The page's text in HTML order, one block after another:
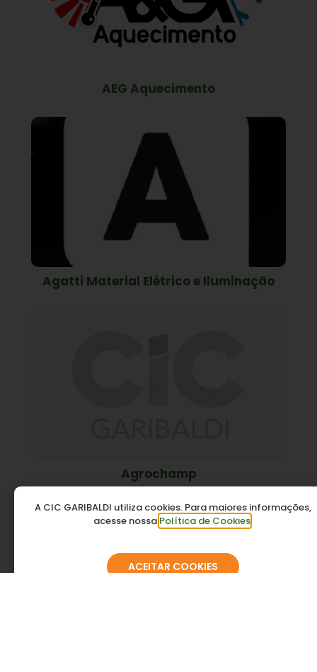
AEG Aquecimento
Agatti Material Elétrico e Iluminação
Agrochamp
A CIC GARIBALDI utiliza cookies. Para maiores informações,
acesse nossa Política de Cookies.
ACEITAR COOKIES